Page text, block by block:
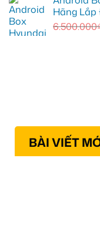
Hãng
6.500.000
BÀI VIẾT